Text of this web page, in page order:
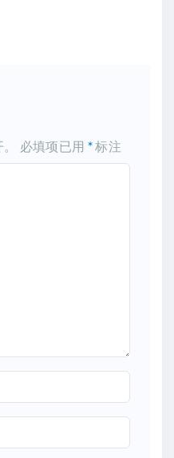
必填项已用 *标注